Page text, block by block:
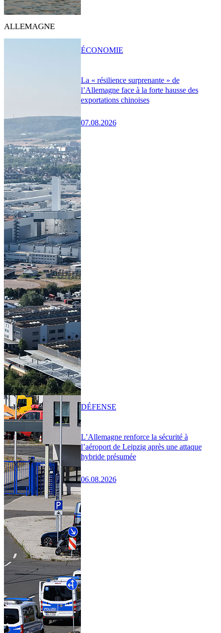
ALLEMAGNE
La « résilience surprenante » de
l’Allemagne face à la forte hausse des
exportations chinoises
07.08.2026
ÉCONOMIE
L’Allemagne renforce la sécurité à
l’aéroport de Leipzig après une attaque
hybride présumée
06.08.2026
DÉFENSE